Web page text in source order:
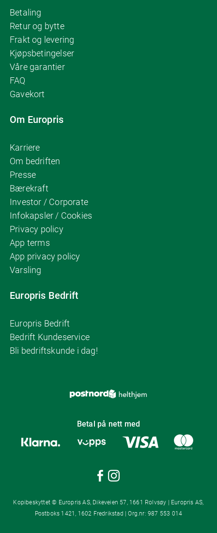
Betaling
Retur og bytte
Frakt og levering
Kjøpsbetingelser
Våre garantier
FAQ
Gavekort
Om Europris
Karriere
Om bedriften
Presse
Bærekraft
Investor / Corporate
Infokapsler / Cookies
Privacy policy
App terms
App privacy policy
Varsling
Europris Bedrift
Europris Bedrift
Bedrift Kundeservice
Bli bedriftskunde i dag!
Betal på nett med
Kopibeskyttet © Europris AS, Dikeveien 57, 1661 Rolvsøy | Europris AS,
Postboks 1421, 1602 Fredrikstad | Org.nr: 987 553 014